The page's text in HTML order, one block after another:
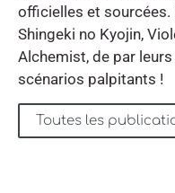
officielles et
Shingeki no Kyojin,
Alchemist, de par
scénarios palpitants !
Toutes les